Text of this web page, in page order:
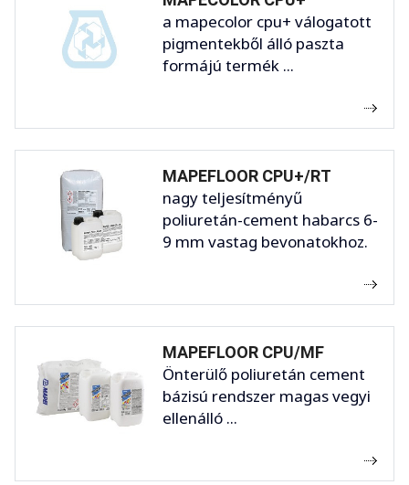
a mapecolor cpu+ válogatott
pigmentekből álló paszta
formájú termék ...
MAPEFLOOR CPU+/RT
nagy teljesítményű
poliuretán-cement habarcs 6-
9 mm vastag bevonatokhoz.
MAPEFLOOR CPU/MF
Önterülő poliuretán cement
bázisú rendszer magas vegyi
ellenálló ...